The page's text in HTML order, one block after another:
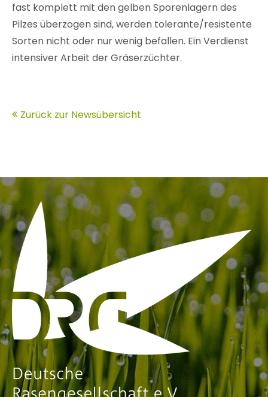
fast komplett mit den gelben Sporenlagern des
Pilzes überzogen sind, werden tolerante/resistente
Sorten nicht oder nur wenig befallen. Ein Verdienst
intensiver Arbeit der Gräserzüchter.
Zurück zur Newsübersicht